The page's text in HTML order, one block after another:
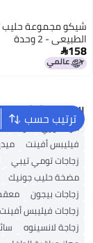
شيكو مجموعة حليب
الطبيعي - 2 وحدة
158
ترتيب حسب
البحث الشائع
مومكوزي نوك
فيليبس أفينت
زجاجات تومي تيبي
مضخة حليب جونيك
زجاجات بيجون
زجاجات فيليبس أفينت
زجاجة لانسينوه